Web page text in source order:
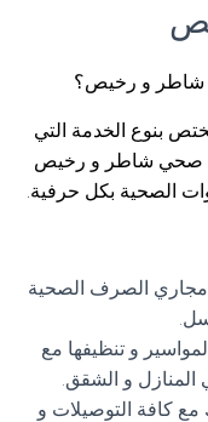
شاطر و رخيص؟
بنوع الخدمة التي
صحي شاطر و رخيص
الصحية بكل حرفية.
الصرف الصحية
و تنظيفها مع
المنازل و الشقق.
كافة التوصيلات و